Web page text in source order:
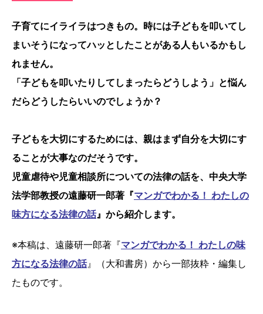
子育てにイライラはつきもの。時には子どもを叩いてし
まいそうになってハッとしたことがある人もいるかもし
れません。
「子どもを叩いたりしてしまったらどうしよう」と悩ん
だらどうしたらいいのでしょうか？
子どもを大切にするためには、親はまず自分を大切にす
ることが大事なのだそうです。
児童虐待や児童相談所についての法律の話を、中央大学
法学部教授の遠藤研一郎著『マンガでわかる！ わたしの
味方になる法律の話』から紹介します。
※本稿は、遠藤研一郎著『マンガでわかる！ わたしの味
方になる法律の話』（大和書房）から一部抜粋・編集し
たものです。